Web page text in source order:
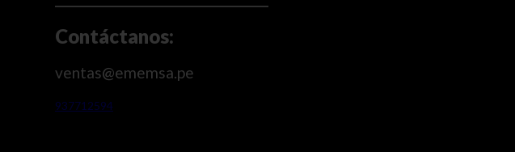
Contáctanos:
ventas@ememsa.pe
937712594